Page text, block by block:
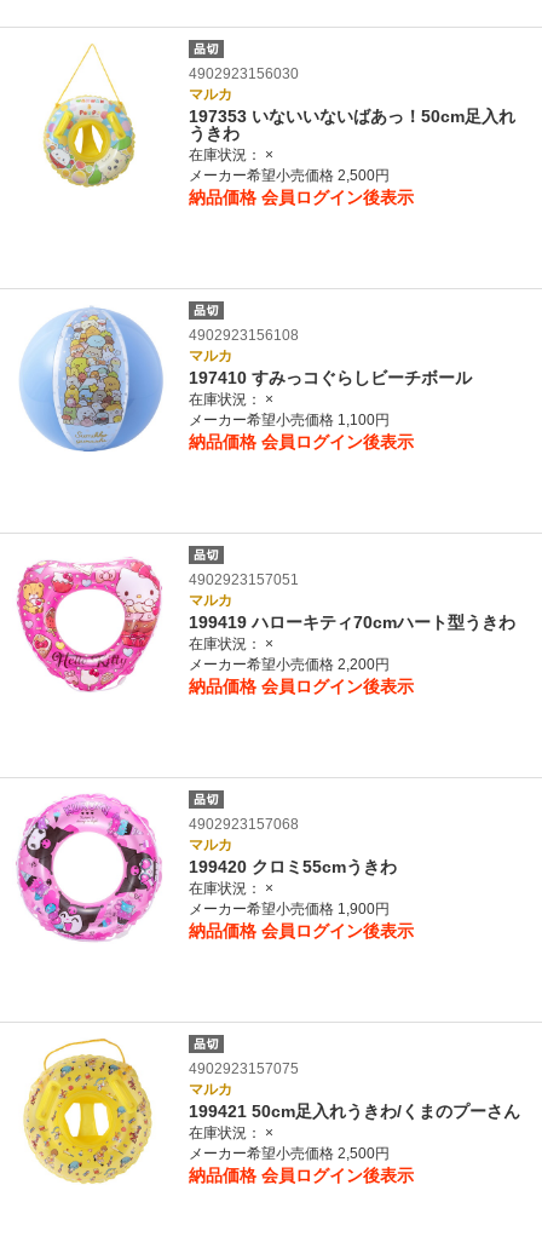
4902923156030
マルカ
197353 いないいないばあっ！50cm足入れ
うきわ
在庫状況：
×
メーカー希望小売価格 2,500円
納品価格 会員ログイン後表示
4902923156108
マルカ
197410 すみっコぐらしビーチボール
在庫状況：
×
メーカー希望小売価格 1,100円
納品価格 会員ログイン後表示
4902923157051
マルカ
199419 ハローキティ70cmハート型うきわ
在庫状況：
×
メーカー希望小売価格 2,200円
納品価格 会員ログイン後表示
4902923157068
マルカ
199420 クロミ55cmうきわ
在庫状況：
×
メーカー希望小売価格 1,900円
納品価格 会員ログイン後表示
4902923157075
マルカ
199421 50cm足入れうきわ/くまのプーさん
在庫状況：
×
メーカー希望小売価格 2,500円
納品価格 会員ログイン後表示